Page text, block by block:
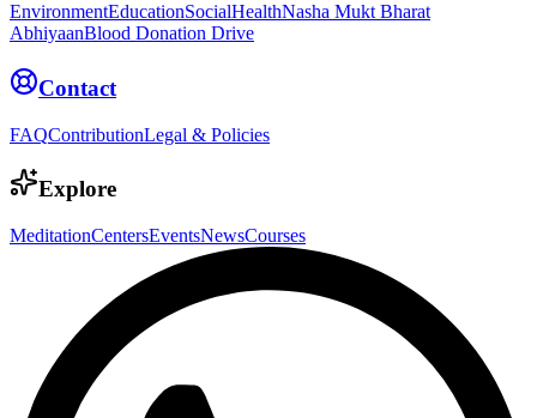
EnvironmentEducationSocialHealthNasha Mukt Bharat
AbhiyaanBlood Donation Drive
Contact
FAQContributionLegal & Policies
Explore
MeditationCentersEventsNewsCourses